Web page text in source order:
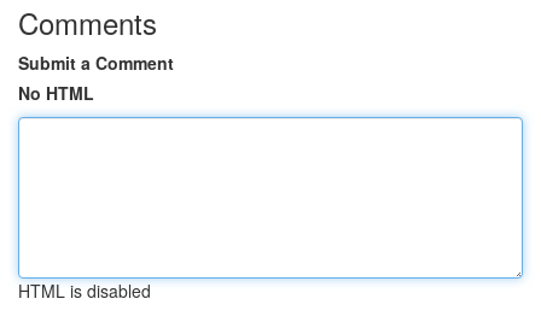
Comments
Submit a Comment
No HTML
HTML is disabled